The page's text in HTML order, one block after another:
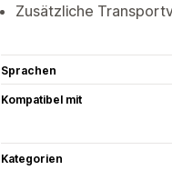
Zusätzliche
Sprachen
Kompatibel mit
Kategorien